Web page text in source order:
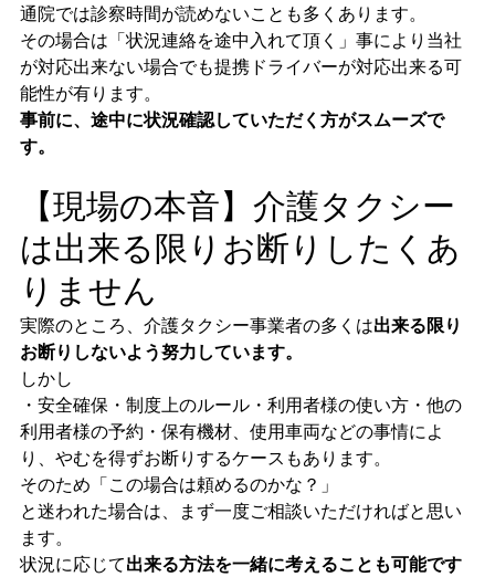
通院では診察時間が読めないことも多くあります。
その場合は「状況連絡を途中入れて頂く」事により当社
が対応出来ない場合でも提携ドライバーが対応出来る可
能性が有ります。
事前に、途中に状況確認していただく方がスムーズで
す。
【現場の本音】介護タクシー
は出来る限りお断りしたくあ
りません
実際のところ、介護タクシー事業者の多くは出来る限り
お断りしないよう努力しています。
しかし
・安全確保・制度上のルール・利用者様の使い方・他の
利用者様の予約・保有機材、使用車両などの事情によ
り、やむを得ずお断りするケースもあります。
そのため「この場合は頼めるのかな？」
と迷われた場合は、まず一度ご相談いただければと思い
ます。
状況に応じて出来る方法を一緒に考えることも可能です